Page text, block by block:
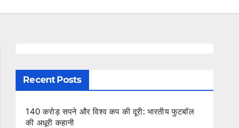
Recent Posts
140 करोड़ सपने और विश्व कप की दूरी: भारतीय फुटबॉल
की अधूरी कहानी